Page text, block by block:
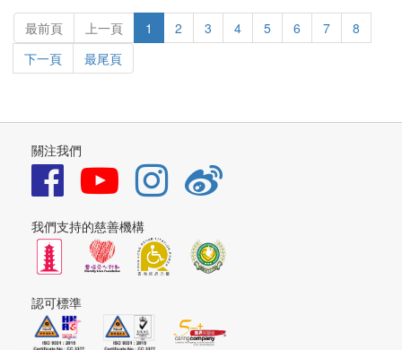
最前頁 上一頁 1 2 3 4 5 6 7
8
下一頁
最尾頁
關注我們
我們支持的慈善機構
認可標準